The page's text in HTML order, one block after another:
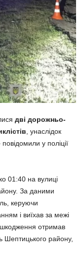
дві дорожньо-
, унаслідок
у поліції
01:40 на вулиці
За даними
керуючи
і виїхав за межі
отримав
Шептицького району,